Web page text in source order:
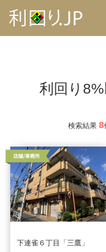
利回り
検索結果 8
下連雀６丁目「三鷹」